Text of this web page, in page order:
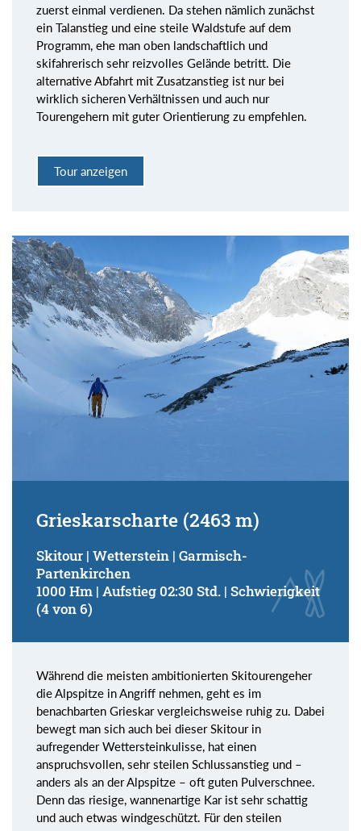
zuerst einmal verdienen. Da stehen nämlich zunächst
ein Talanstieg und eine steile Waldstufe auf dem
Programm, ehe man oben landschaftlich und
skifahrerisch sehr reizvolles Gelände betritt. Die
alternative Abfahrt mit Zusatzanstieg ist nur bei
wirklich sicheren Verhältnissen und auch nur
Tourengehern mit guter Orientierung zu empfehlen.
Tour anzeigen
Grieskarscharte (2463 m)
Skitour | Wetterstein | Garmisch-
Partenkirchen
1000 Hm | Aufstieg 02:30 Std. | Schwierigkeit
(4 von 6)
Während die meisten ambitionierten Skitourengeher
die Alpspitze in Angriff nehmen, geht es im
benachbarten Grieskar vergleichsweise ruhig zu. Dabei
bewegt man sich auch bei dieser Skitour in
aufregender Wettersteinkulisse, hat einen
anspruchsvollen, sehr steilen Schlussanstieg und –
anders als an der Alpspitze – oft guten Pulverschnee.
Denn das riesige, wannenartige Kar ist sehr schattig
und auch etwas windgeschützt. Für den steilen